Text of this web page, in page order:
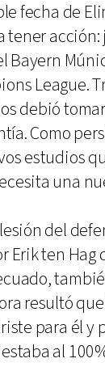
fecha de
tener acción:
Bayern
League.
debió
Como
estudios
una
del
Erik ten Hag
resultó
para él y
al